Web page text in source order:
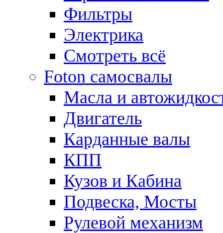
Фильтры
Электрика
Смотреть всё
Foton самосвалы
Масла и
Двигатель
Карданные валы
КПП
Кузов и Кабина
Подвеска, Мосты
Рулевой механизм